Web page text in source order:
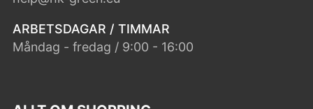
ARBETSDAGAR / TIMMAR
Måndag - fredag / 9:00 - 16:00